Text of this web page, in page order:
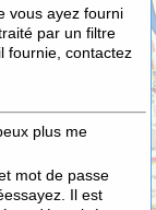
vous ayez fourni
par un filtre
fournie, contactez
plus me
mot de passe
Il est